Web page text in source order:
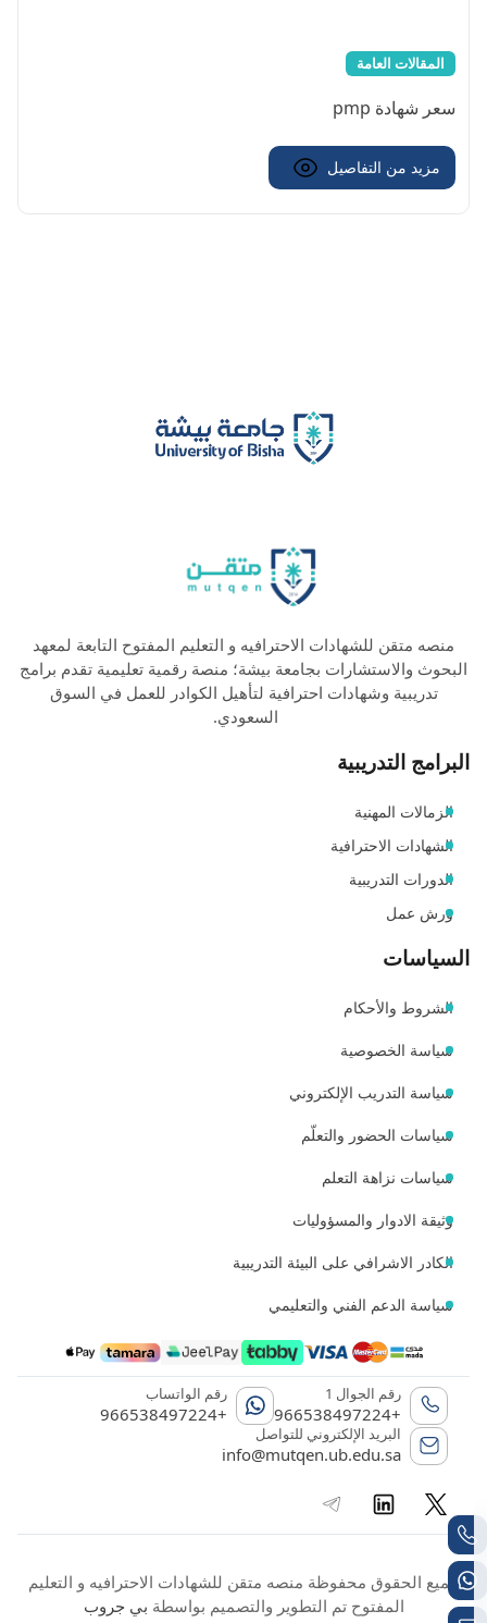
المقالات العامة
سعر شهادة pmp
مزيد من التفاصيل
منصه متقن للشهادات الاحترافيه و التعليم المفتوح التابعة لمعهد
البحوث والاستشارات بجامعة بيشة؛ منصة رقمية تعليمية تقدم برامج
تدريبية وشهادات احترافية لتأهيل الكوادر للعمل في السوق
السعودي.
البرامج التدريبية
الزمالات المهنية
الشهادات الاحترافية
الدورات التدريبية
ورش عمل
السياسات
الشروط والأحكام
سياسة الخصوصية
سياسة التدريب الإلكتروني
سياسات الحضور والتعلّم
سياسات نزاهة التعلم
وثيقة الادوار والمسؤوليات
الكادر الاشرافي على البيئة التدريبية
سياسة الدعم الفني والتعليمي
رقم الجوال 1
+966538497224
رقم الواتساب
+966538497224
البريد الإلكتروني للتواصل
info@mutqen.ub.edu.sa
جميع الحقوق محفوظة منصه متقن للشهادات الاحترافيه و التعليم
المفتوح تم التطوير والتصميم بواسطة بي جروب